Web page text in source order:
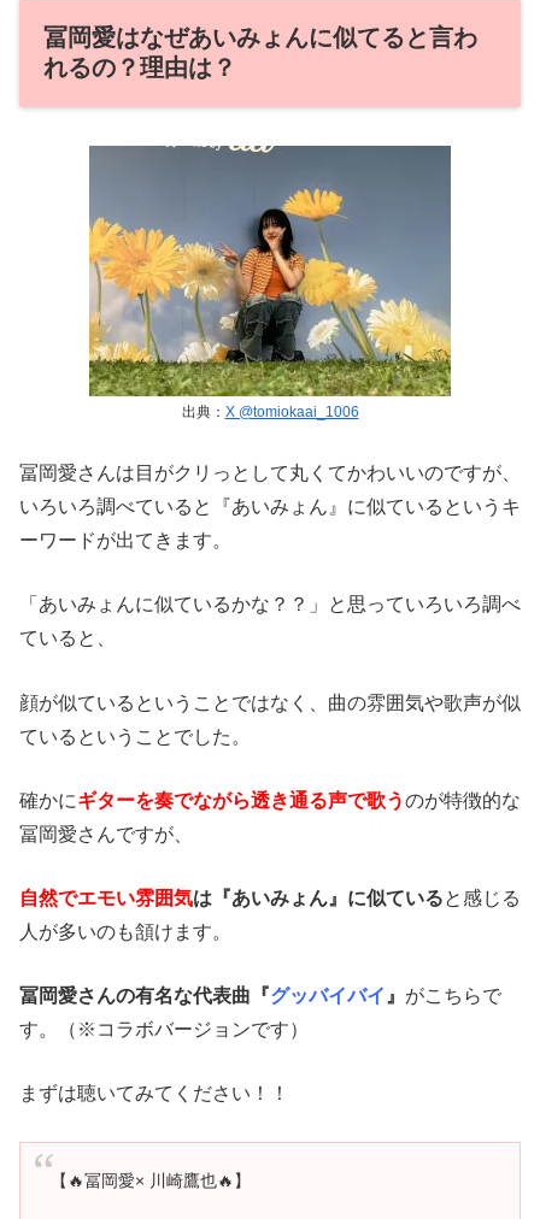
冨岡愛はなぜあいみょんに似てると言わ
れるの？理由は？
出典： X @tomiokaai_1006
冨岡愛さんは目がクリっとして丸くてかわいいのですが、
いろいろ調べていると『あいみょん』に似ているというキ
ーワードが出てきます。
「あいみょんに似ているかな？？」と思っていろいろ調べ
ていると、
顔が似ているということではなく、曲の雰囲気や歌声が似
ているということでした。
確かにギターを奏でながら透き通る声で歌うのが特徴的な
冨岡愛さんですが、
自然でエモい雰囲気は『あいみょん』に似ていると感じる
人が多いのも頷けます。
冨岡愛さんの有名な代表曲『グッバイバイ 』 がこちらで
す。（※コラボバージョンです）
まずは聴いてみてください！！
【🔥冨岡愛× 川崎鷹也🔥】